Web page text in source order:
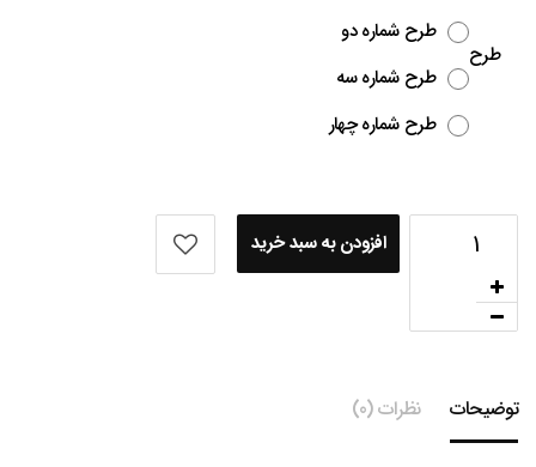
طرح
طرح شماره دو
طرح شماره سه
طرح شماره چهار
افزودن به سبد خرید
توضیحات نظرات (0)